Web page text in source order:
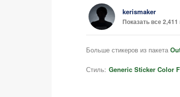
kerismaker
Показать все
Больше стикеров из пакета
Стиль: Generic Sticker Color